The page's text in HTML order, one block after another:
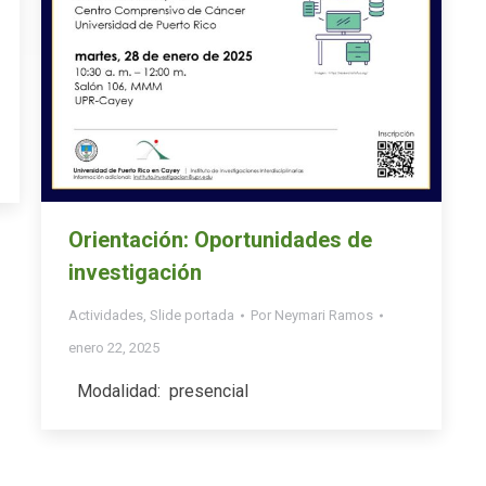
Orientación: Oportunidades de
investigación
Actividades, Slide portada Por Neymari Ramos
enero 22, 2025
Modalidad: presencial